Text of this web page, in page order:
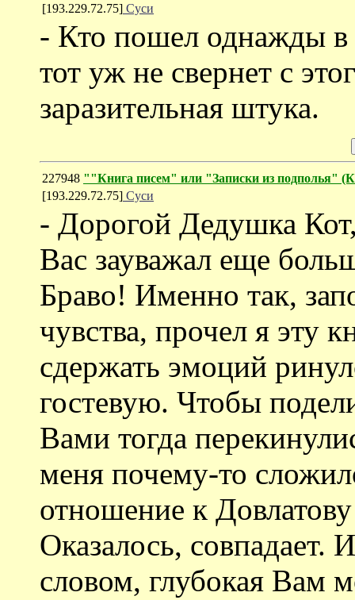
[193.229.72.75] Суси
- Кто пошел однажды
тот уж не свернет с
заразительная штука.
227948 ""Книга писем" или "Записки из
[193.229.72.75] Суси
- Дорогой Дедушка
Вас зауважал еще
Браво! Именно так,
чувства, прочел я эту
сдержать эмоций
гостевую. Чтобы
Вами тогда
меня почему-то
отношение к
Оказалось, совпадает.
словом, глубокая Вам